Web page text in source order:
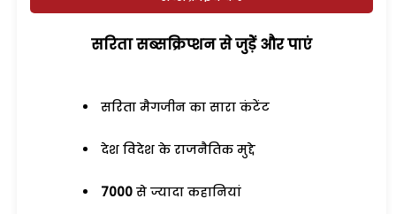
सरिता सब्सक्रिप्शन से जुड़ेें और पाएं
सरिता मैगजीन का सारा कंटेंट
देश विदेश के राजनैतिक मुद्दे
7000 से ज्यादा कहानियां